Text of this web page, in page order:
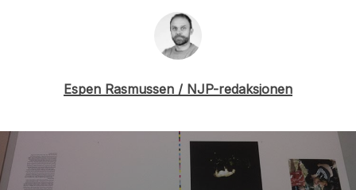
Espen Rasmussen / NJP-redaksjonen